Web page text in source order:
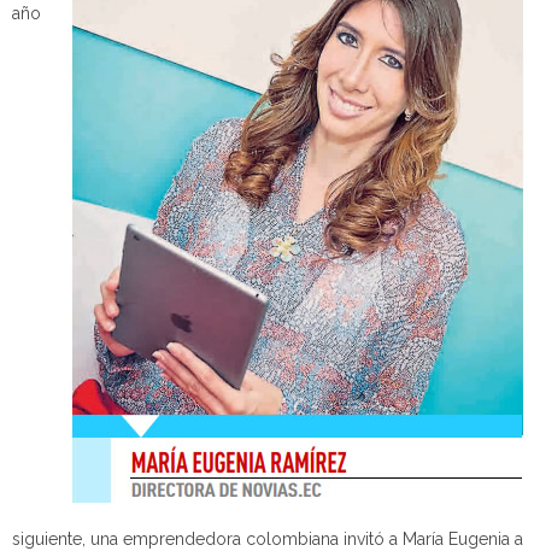
año
siguiente, una emprendedora colombiana invitó a María Eugenia a